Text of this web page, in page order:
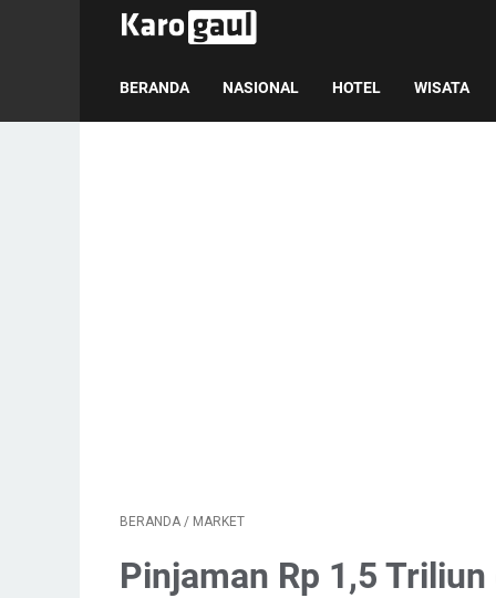
BERANDA NASIONAL HOTEL WISATA
BERANDA / MARKET
Pinjaman Rp 1,5